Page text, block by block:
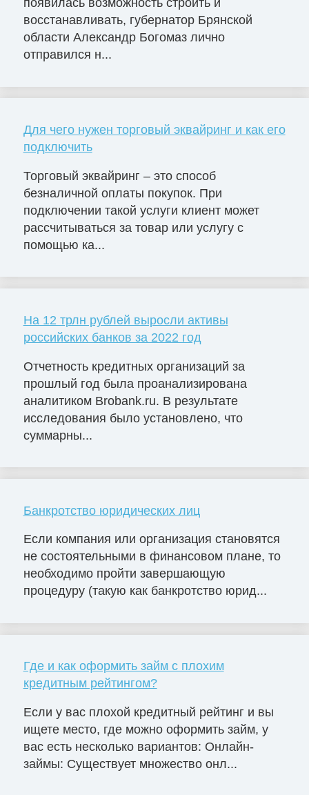
появилась возможность строить и
восстанавливать, губернатор Брянской
области Александр Богомаз лично
отправился н...
Для чего нужен торговый эквайринг и как его
подключить
Торговый эквайринг – это способ
безналичной оплаты покупок. При
подключении такой услуги клиент может
рассчитываться за товар или услугу с
помощью ка...
На 12 трлн рублей выросли активы
российских банков за 2022 год
Отчетность кредитных организаций за
прошлый год была проанализирована
аналитиком Brobank.ru. В результате
исследования было установлено, что
суммарны...
Банкротство юридических лиц
Если компания или организация становятся
не состоятельными в финансовом плане, то
необходимо пройти завершающую
процедуру (такую как банкротство юрид...
Где и как оформить займ с плохим
кредитным рейтингом?
Если у вас плохой кредитный рейтинг и вы
ищете место, где можно оформить займ, у
вас есть несколько вариантов: Онлайн-
займы: Существует множество онл...